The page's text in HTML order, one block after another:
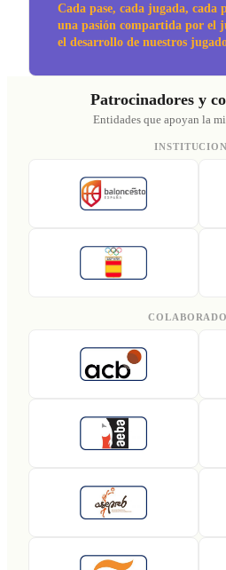
Cada pase, cada jugada, cada
una pasión compartida por el
el desarrollo de nuestros
Patrocinadores y
Entidades que apoyan la